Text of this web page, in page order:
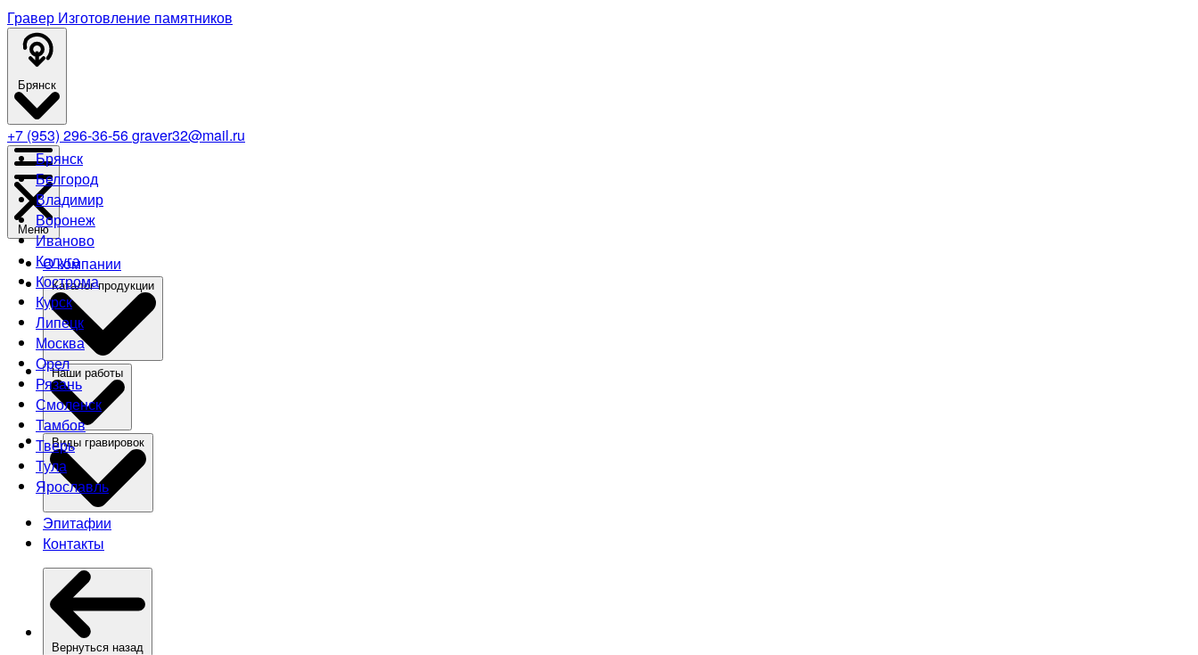
Гравер Изготовление памятников
Брянск
Брянск
Белгород
Владимир
Воронеж
Иваново
Калуга
Кострома
Курск
Липецк
Москва
Орел
Рязань
Смоленск
Тамбов
Тверь
Тула
Ярославль
+7 (953) 296-36-56graver32@mail.ru
Меню
О компании
Эпитафии
Контакты
Вернуться назад